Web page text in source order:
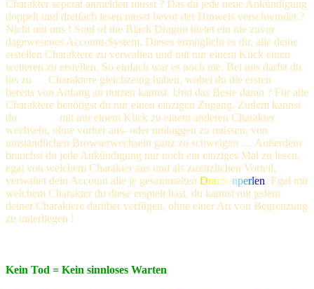
Charakter seperat anmelden musst ? Das du jede neue Ankündigung
doppelt und dreifach lesen musst bevor der Hinweis verschwindet ?
Nicht mit uns ! Soul of the Black Dragon bietet ein nie zuvor
dagewesenes Account-System. Dieses ermöglicht es dir, alle deine
erstellen Charaktere zu verwalten und mit nur einem Klick einen
weiteren zu erstellen. So einfach war es noch nie. Bei uns darfst du
bis zu
Charaktere gleichzeitig haben, wobei du die ersten
bereits von Anfang an nutzen kannst. Und das Beste daran ? Für alle
Charaktere benötigst du nur einen einzigen Zugang. Zudem kannst
du
mit nur einem Klick zu einem anderen Charakter
wechseln, ohne vorher aus- oder umloggen zu müssen, von
umständlichen Browserwechseln ganz zu schweigen … Außerdem
brauchst du jede Ankündigung nur noch ein einziges Mal zu lesen,
egal von welchem Charakter aus und als zusätzlichen Vorteil,
verwaltet dein Account alle je gesammelten Drachenperlen. Egal mit
welchem Charakter du diese erspielt hast, du kannst mit jedem
deiner Charaktere darüber verfügen, ohne einer Art von Begrenzung
zu unterliegen !
Kein Tod = Kein sinnloses Warten